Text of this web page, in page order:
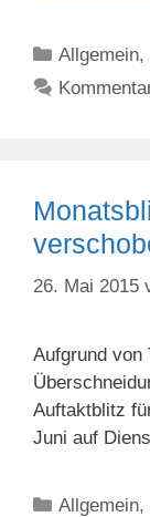
Kategorien
Allgemein,
26. Mai 2015
Aufgrund von
Auftaktblitz
Juni auf
Kategorien
Allgemein,